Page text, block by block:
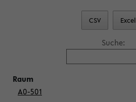
CSV Excel
Suche:
A0-501